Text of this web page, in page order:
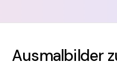
Ausmalbilder